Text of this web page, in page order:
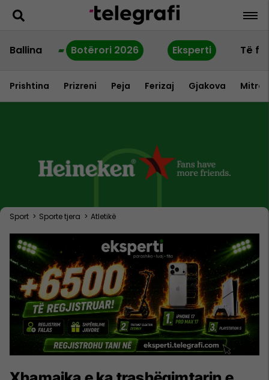
Ballina Botërori 2026 Eksperti Të
Prishtina Prizreni Peja Ferizaj Gjakova
Sport > Sporte tjera > Atletikë